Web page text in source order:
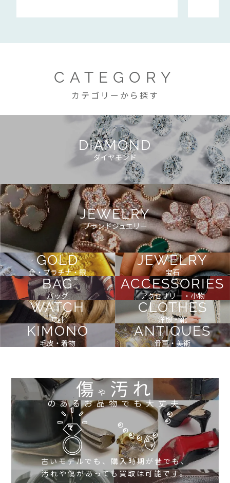
CATEGORY
カテゴリーから探す
DIAMOND
ダイヤモンド
JEWELRY
ブランドジュエリー
GOLD
金・プラチナ・銀
JEWELRY
宝石
BAG
バッグ
ACCESSORIES
アクセサリー・小物
WATCH
時計
CLOTHES
洋服・靴
KIMONO
毛皮・着物
ANTIQUES
骨董・美術
傷や 汚れ
のあるお品物でも大丈夫
古いモデルでも、購入時期が昔でも、
汚れや傷があっても買取は可能です。